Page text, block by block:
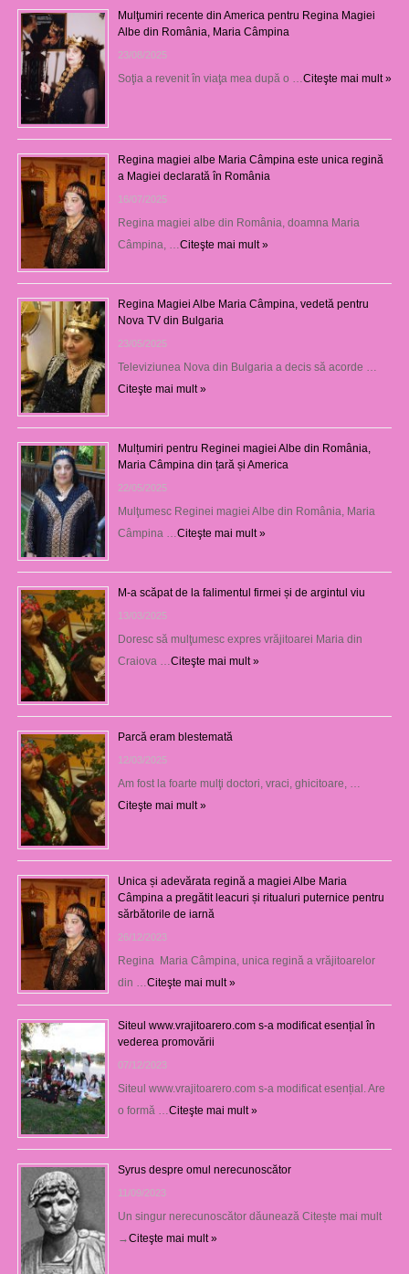
Mulţumiri recente din America pentru Regina Magiei
Albe din România, Maria Câmpina
23/08/2025
Soţia a revenit în viaţa mea după o … Citeşte mai mult »
Regina magiei albe Maria Câmpina este unica regină
a Magiei declarată în România
16/07/2025
Regina magiei albe din România, doamna Maria
Câmpina, … Citeşte mai mult »
Regina Magiei Albe Maria Câmpina, vedetă pentru
Nova TV din Bulgaria
23/05/2025
Televiziunea Nova din Bulgaria a decis să acorde …
Citeşte mai mult »
Mulțumiri pentru Reginei magiei Albe din România,
Maria Câmpina din țară și America
22/05/2025
Mulţumesc Reginei magiei Albe din România, Maria
Câmpina … Citeşte mai mult »
M-a scăpat de la falimentul firmei și de argintul viu
13/03/2025
Doresc să mulţumesc expres vrăjitoarei Maria din
Craiova … Citeşte mai mult »
Parcă eram blestemată
12/03/2025
Am fost la foarte mulţi doctori, vraci, ghicitoare, …
Citeşte mai mult »
Unica și adevărata regină a magiei Albe Maria
Câmpina a pregătit leacuri și ritualuri puternice pentru
sărbătorile de iarnă
26/12/2023
Regina Maria Câmpina, unica regină a vrăjitoarelor
din … Citeşte mai mult »
Siteul www.vrajitoarero.com s-a modificat esențial în
vederea promovării
07/12/2023
Siteul www.vrajitoarero.com s-a modificat esențial. Are
o formă … Citeşte mai mult »
Syrus despre omul nerecunoscător
11/09/2023
Un singur nerecunoscător dăunează Citește mai mult
→Citeşte mai mult »